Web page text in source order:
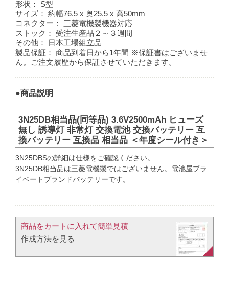
形状：
S型
サイズ：
約幅76.5 x 奥25.5 x 高50mm
コネクター：
三菱電機製機器対応
ストック：
受注生産品２～３週間
その他：
日本工場組立品
製品保証：
商品到着日から1年間 ※保証書はございませ
ん。ご注文履歴から保証させていただきます。
●商品説明
3N25DB相当品(同等品) 3.6V2500mAh ヒューズ
無し 誘導灯 非常灯 交換電池 交換バッテリー 互
換バッテリー 互換品 相当品 ＜年度シール付き＞
3N25DBSの詳細は仕様をご確認ください。
3N25DB相当品は三菱電機製ではございません。電池屋プラ
イベートブランドバッテリーです。
商品をカートに入れて簡単見積​
作成方法を見る​​